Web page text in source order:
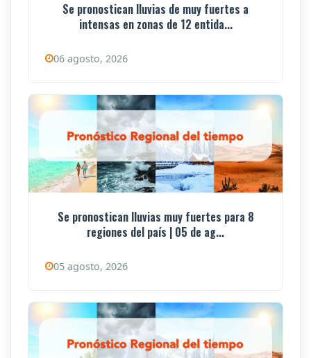
Se pronostican lluvias de muy fuertes a
intensas en zonas de 12 entida...
06 agosto, 2026
Se pronostican lluvias muy fuertes para 8
regiones del país | 05 de ag...
05 agosto, 2026